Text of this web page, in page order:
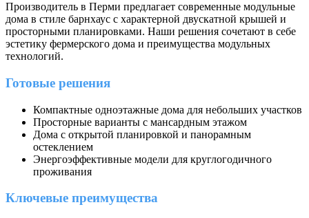
Производитель в Перми предлагает современные модульные
дома в стиле барнхаус с характерной двускатной крышей и
просторными планировками. Наши решения сочетают в себе
эстетику фермерского дома и преимущества модульных
технологий.
Готовые решения
Компактные одноэтажные дома для небольших участков
Просторные варианты с мансардным этажом
Дома с открытой планировкой и панорамным
остеклением
Энергоэффективные модели для круглогодичного
проживания
Ключевые преимущества